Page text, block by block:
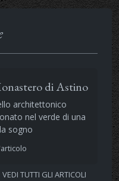
di Astino
architettonico
nel verde di una
sogno
VEDI TUTTI GLI ARTICOLI